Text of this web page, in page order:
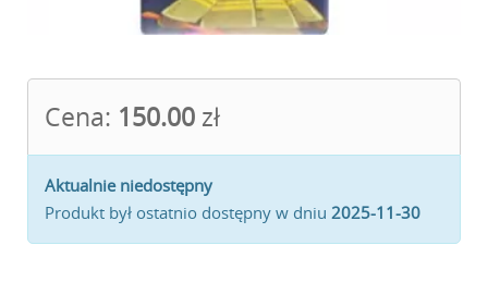
Cena: 150.00 zł
Aktualnie niedostępny
Produkt był ostatnio dostępny w dniu 2025-11-30